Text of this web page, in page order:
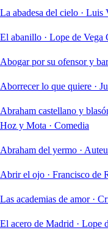
La abadesa del cielo · Luis
El abanillo · Lope de Vega
Abogar por su ofensor y
Aborrecer lo que quiere ·
Abraham castellano y
Hoz y Mota · Comedia
Abraham del yermo ·
Abrir el ojo · Francisco de
Las academias de amor ·
El acero de Madrid · Lope